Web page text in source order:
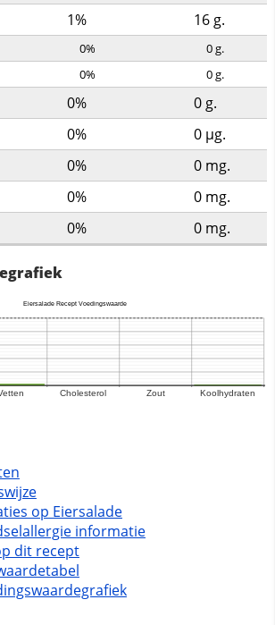
1% 16 g.
0% 0g.
0% 0g.
0% 0 g.
0% 0 µg.
0% 0 mg.
0% 0 mg.
0% 0 mg.
op Eiersalade
informatie
dit recept